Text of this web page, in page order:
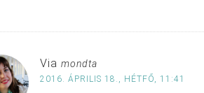
Via mondta
2016. ÁPRILIS 18., HÉTFŐ, 11:41